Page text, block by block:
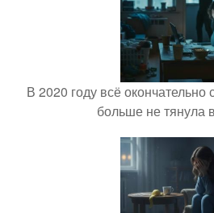
В 2020 году всё окончательно
больше не тянула